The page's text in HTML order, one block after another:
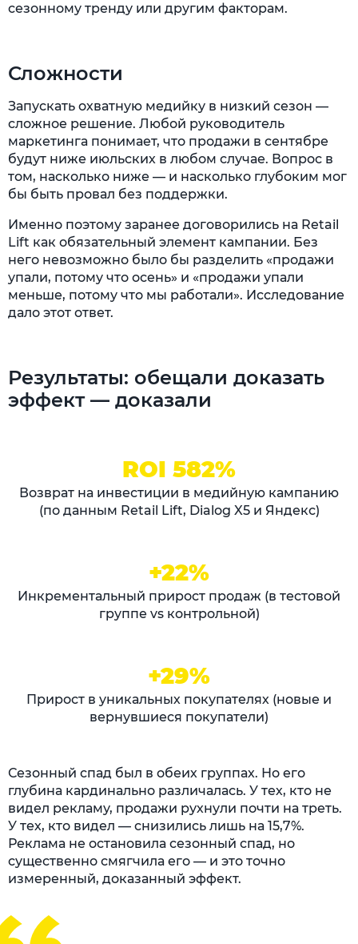
сезонному тренду или другим факторам.
Сложности
Запускать охватную медийку в низкий сезон —
сложное решение. Любой руководитель
маркетинга понимает, что продажи в сентябре
будут ниже июльских в любом случае. Вопрос в
том, насколько ниже — и насколько глубоким мог
бы быть провал без поддержки.
Именно поэтому заранее договорились на Retail
Lift как обязательный элемент кампании. Без
него невозможно было бы разделить «продажи
упали, потому что осень» и «продажи упали
меньше, потому что мы работали». Исследование
дало этот ответ.
Результаты: обещали доказать
эффект — доказали
ROI 582%
Возврат на инвестиции в медийную кампанию
(по данным Retail Lift, Dialog X5 и Яндекс)
+22%
Инкрементальный прирост продаж (в тестовой
группе vs контрольной)
+29%
Прирост в уникальных покупателях (новые и
вернувшиеся покупатели)
Сезонный спад был в обеих группах. Но его
глубина кардинально различалась. У тех, кто не
видел рекламу, продажи рухнули почти на треть.
У тех, кто видел — снизились лишь на 15,7%.
Реклама не остановила сезонный спад, но
существенно смягчила его — и это точно
измеренный, доказанный эффект.